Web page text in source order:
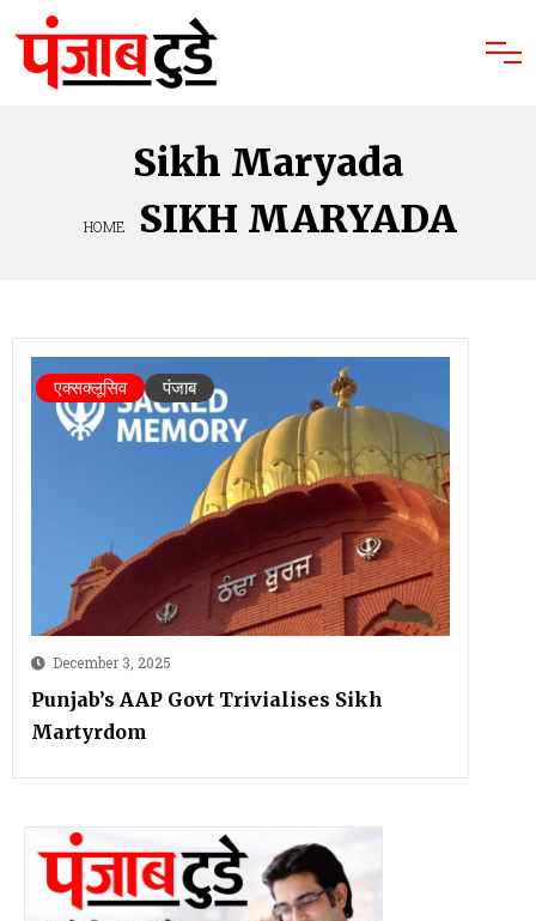
Sikh Maryada
HOME SIKH MARYADA
December 3, 2025
Punjab’s AAP Govt Trivialises Sikh
Martyrdom
एक्सक्लूसिव पंजाब